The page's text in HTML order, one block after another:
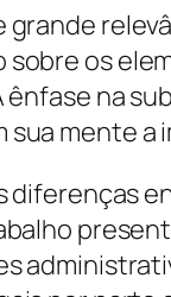
grande
os
na
sua mente
diferenças